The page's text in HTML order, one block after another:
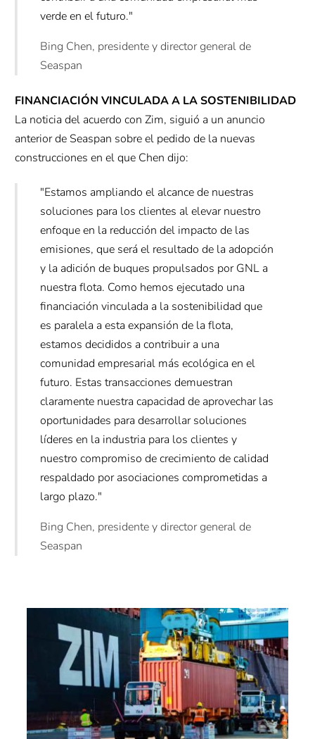
verde en el futuro."
Bing Chen, presidente y director general de
Seaspan
FINANCIACIÓN VINCULADA A LA SOSTENIBILIDAD
La noticia del acuerdo con Zim, siguió a un anuncio
anterior de Seaspan sobre el pedido de la nuevas
construcciones en el que Chen dijo:
"Estamos ampliando el alcance de nuestras
soluciones para los clientes al elevar nuestro
enfoque en la reducción del impacto de las
emisiones, que será el resultado de la adopción
y la adición de buques propulsados por GNL a
nuestra flota. Como hemos ejecutado una
financiación vinculada a la sostenibilidad que
es paralela a esta expansión de la flota,
estamos decididos a contribuir a una
comunidad empresarial más ecológica en el
futuro. Estas transacciones demuestran
claramente nuestra capacidad de aprovechar las
oportunidades para desarrollar soluciones
líderes en la industria para los clientes y
nuestro compromiso de crecimiento de calidad
respaldado por asociaciones comprometidas a
largo plazo."
Bing Chen, presidente y director general de
Seaspan